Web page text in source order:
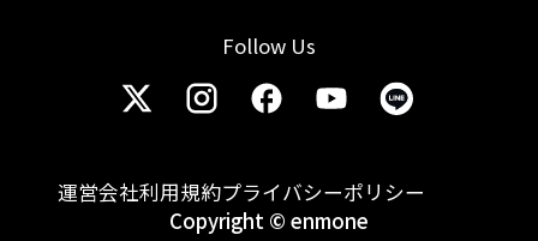
Follow Us
運営会社利用規約プライバシーポリシー
Copyright © enmone